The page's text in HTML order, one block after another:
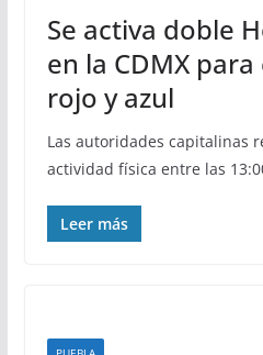
Se activa doble
en la CDMX
rojo y azul
Las autoridades capitalinas
actividad física entre las
Leer más